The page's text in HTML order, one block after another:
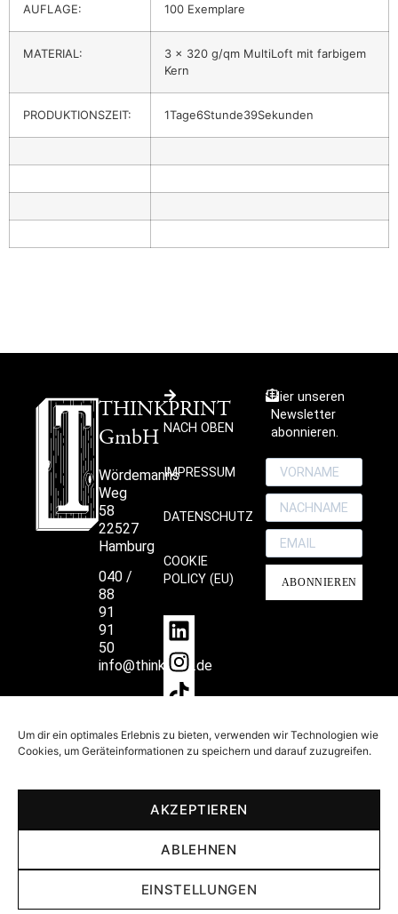
Um dir ein optimales Erlebnis zu bieten, verwenden wir Technologien wie
Cookies, um Geräteinformationen zu speichern und darauf zuzugreifen.
AKZEPTIEREN
ABLEHNEN
EINSTELLUNGEN
AUFLAGE: 100 Exemplare
MATERIAL:
3 x 320 g/qm MultiLoft mit farbigem
Kern
PRODUKTIONSZEIT: 1Tage6Stunde39Sekunden
THINKPRINT
GmbH
Wördemanns
Weg
58
22527
Hamburg
040 /
88
91
91
50
info@thinkprint.de
NACH OBEN
IMPRESSUM
DATENSCHUTZ
COOKIE
POLICY (EU)
Hier unseren
Newsletter
abonnieren.
ABONNIEREN
Sie wollen noch mehr